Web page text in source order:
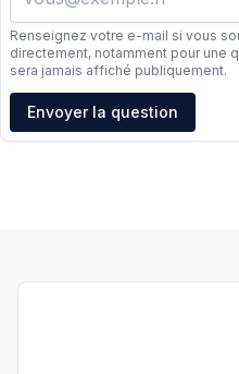
Renseignez votre e-mail si vous
directement, notamment pour une
sera jamais affiché publiquement.
Adresse e-mail
Envoyer la question